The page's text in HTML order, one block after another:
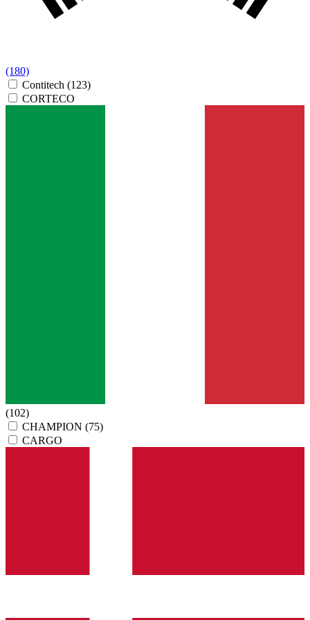
(180)
Contitech (123)
CORTECO
(102)
CHAMPION (75)
CARGO